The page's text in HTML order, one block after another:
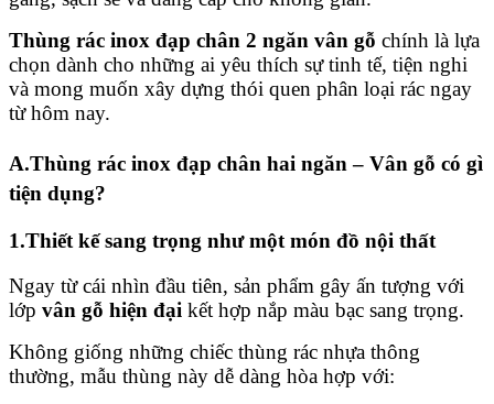
Thùng rác inox đạp chân 2 ngăn vân gỗ chính là lựa
chọn dành cho những ai yêu thích sự tinh tế, tiện nghi
và mong muốn xây dựng thói quen phân loại rác ngay
từ hôm nay.
A.Thùng rác inox đạp chân hai ngăn – Vân gỗ có gì
tiện dụng?
1.Thiết kế sang trọng như một món đồ nội thất
Ngay từ cái nhìn đầu tiên, sản phẩm gây ấn tượng với
lớp vân gỗ hiện đại kết hợp nắp màu bạc sang trọng.
Không giống những chiếc thùng rác nhựa thông
thường, mẫu thùng này dễ dàng hòa hợp với: